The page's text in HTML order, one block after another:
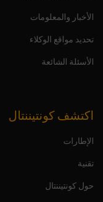
الأخبار والمعلومات
تحديد مواقع الوكلاء
الأسئلة الشائعة
اكتشف كونتيننتال
الإطارات
تقنية
حول كونتيننتال